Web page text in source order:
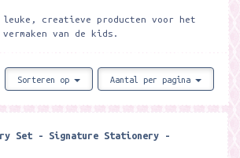
creatieve producten voor het
vermaken van de kids.
Sorteren op Aantal per pagina
Set - Signature Stationery -